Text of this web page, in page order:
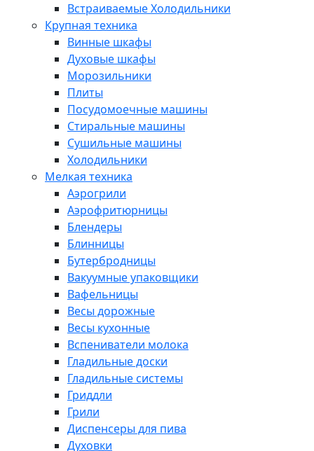
Встраиваемые Холодильники
Крупная техника
Винные шкафы
Духовые шкафы
Морозильники
Плиты
Посудомоечные машины
Стиральные машины
Сушильные машины
Холодильники
Мелкая техника
Аэрогрили
Аэрофритюрницы
Блендеры
Блинницы
Бутербродницы
Вакуумные упаковщики
Вафельницы
Весы дорожные
Весы кухонные
Вспениватели молока
Гладильные доски
Гладильные системы
Гриддли
Грили
Диспенсеры для пива
Духовки